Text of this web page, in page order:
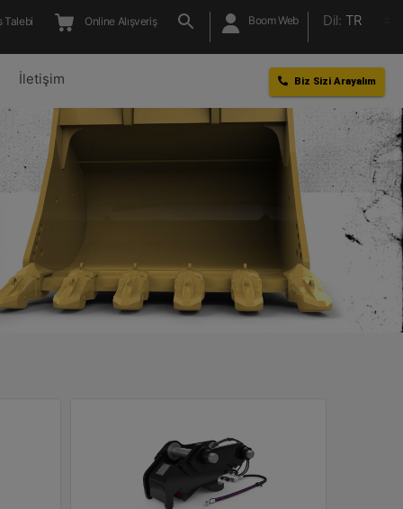
Talebi Online Alışveriş Boom Web Dil: TR
İletişim Biz Sizi Arayalım